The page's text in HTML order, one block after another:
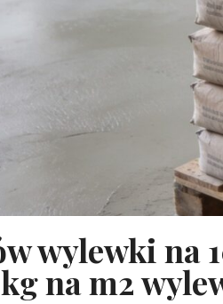
wylewki na
na m2